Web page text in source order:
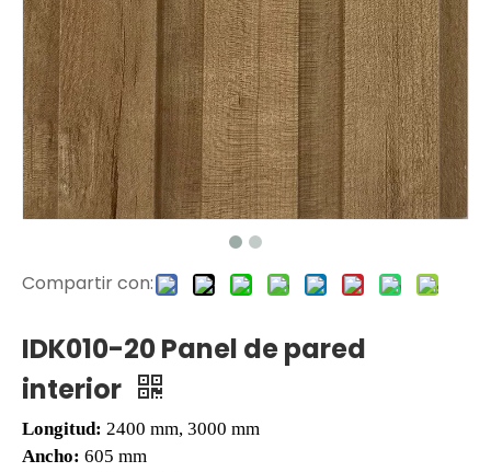
1176 EIR Surface Vinyl Planks 807-32 Azulejos de vinilo de superficie EIR
Compartir con:
IDK010-20 Panel de pared
interior
Longitud: 2400 mm, 3000 mm
Ancho: 605 mm